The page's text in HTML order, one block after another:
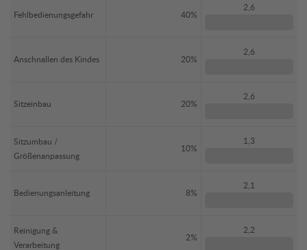
Fehlbedienungsgefahr 40%
2,6
Anschnallen des Kindes 20%
2,6
Sitzeinbau 20%
2,6
Sitzumbau /
Größenanpassung
10%
1,3
Bedienungsanleitung 8%
2,1
Reinigung &
Verarbeitung
2%
2,2